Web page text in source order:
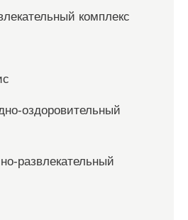
комплекс
оздоровительный
развлекательный